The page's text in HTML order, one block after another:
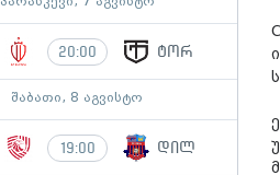
20:00 ტორ
შაბათი, 8 აგვისტო
19:00 დილ